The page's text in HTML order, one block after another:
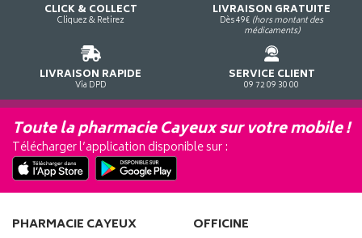
CLICK & COLLECT
Cliquez & Retirez
LIVRAISON GRATUITE
Dès 49€ (hors montant des
médicaments)
LIVRAISON RAPIDE
Via DPD
SERVICE CLIENT
09 72 09 30 00
Toute la pharmacie Cayeux sur votre mobile !
Télécharger l’application disponible sur :
PHARMACIE CAYEUX OFFICINE